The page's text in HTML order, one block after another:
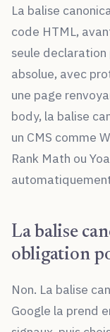
La balise
code HTML,
seule declaration
absolue, avec
une page
body, la balise
un CMS comme
Rank Math ou
La balise
obligation
Non. La balise
Google la prend